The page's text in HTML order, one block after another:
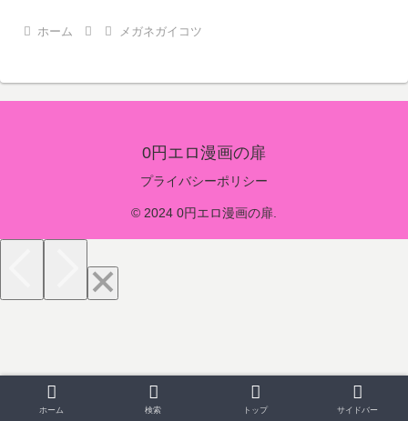
ホーム メガネガイコツ
0円エロ漫画の扉
プライバシーポリシー
© 2024 0円エロ漫画の扉.
ホーム 検索 トップ サイドバー